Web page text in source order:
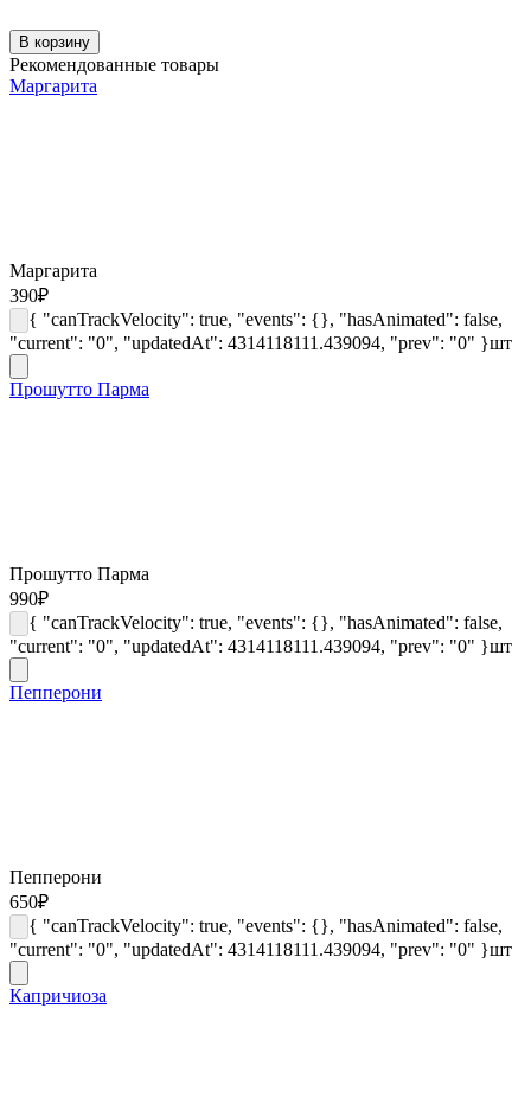
В корзину
Рекомендованные товары
Маргарита
Маргарита
390₽
{ "canTrackVelocity": true, "events": {}, "hasAnimated": false,
"current": "0", "updatedAt": 4314118111.439094, "prev": "0" }шт
Прошутто Парма
Прошутто Парма
990₽
{ "canTrackVelocity": true, "events": {}, "hasAnimated": false,
"current": "0", "updatedAt": 4314118111.439094, "prev": "0" }шт
Пепперони
Пепперони
650₽
{ "canTrackVelocity": true, "events": {}, "hasAnimated": false,
"current": "0", "updatedAt": 4314118111.439094, "prev": "0" }шт
Капричиоза